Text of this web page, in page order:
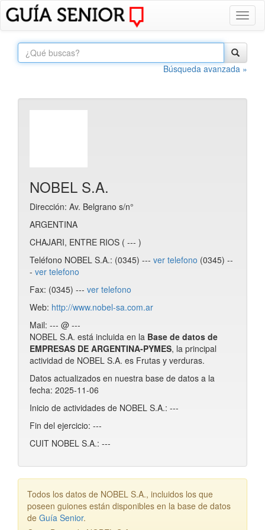
Búsqueda avanzada »
NOBEL S.A.
Dirección: Av. Belgrano s/n°
ARGENTINA
CHAJARI, ENTRE RIOS ( --- )
Teléfono NOBEL S.A.: (0345) --- ver telefono (0345) --
- ver telefono
Fax: (0345) --- ver telefono
Web: http://www.nobel-sa.com.ar
Mail: --- @ ---
NOBEL S.A. está incluida en la Base de datos de
EMPRESAS DE ARGENTINA-PYMES, la principal
actividad de NOBEL S.A. es Frutas y verduras.
Datos actualizados en nuestra base de datos a la
fecha: 2025-11-06
Inicio de actividades de NOBEL S.A.: ---
Fin del ejercicio: ---
CUIT NOBEL S.A.: ---
Todos los datos de NOBEL S.A., incluidos los que
poseen guiones están disponibles en la base de datos
de Guía Senior.